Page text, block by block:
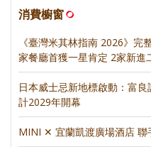
消費櫥窗
《臺灣米其林指南 2026》完
家餐廳首獲一星肯定 2家新進
日本威士忌新地標啟動：富
計2029年開幕
MINI ✕ 宜蘭凱渡廣場酒店 聯